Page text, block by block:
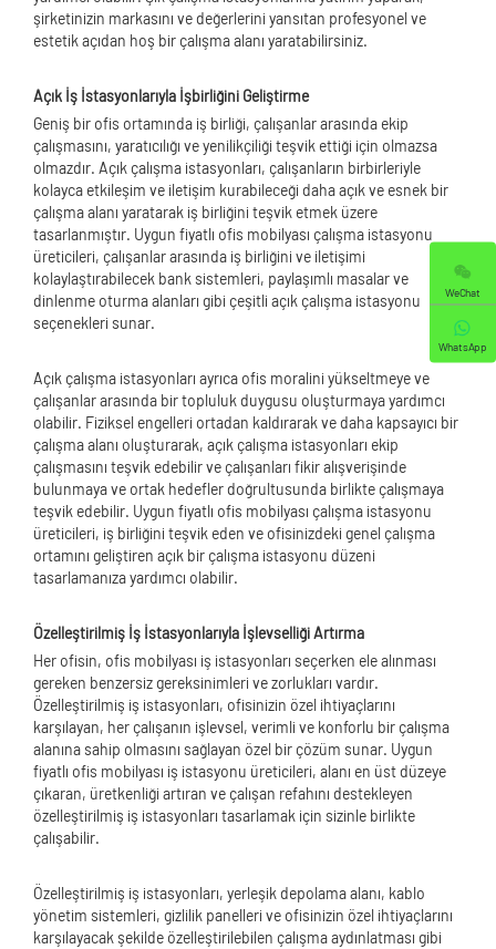
şirketinizin markasını ve değerlerini yansıtan profesyonel ve
estetik açıdan hoş bir çalışma alanı yaratabilirsiniz.
Açık İş İstasyonlarıyla İşbirliğini Geliştirme
Geniş bir ofis ortamında iş birliği, çalışanlar arasında ekip
çalışmasını, yaratıcılığı ve yenilikçiliği teşvik ettiği için olmazsa
olmazdır. Açık çalışma istasyonları, çalışanların birbirleriyle
kolayca etkileşim ve iletişim kurabileceği daha açık ve esnek bir
çalışma alanı yaratarak iş birliğini teşvik etmek üzere
tasarlanmıştır. Uygun fiyatlı ofis mobilyası çalışma istasyonu
üreticileri, çalışanlar arasında iş birliğini ve iletişimi
kolaylaştırabilecek bank sistemleri, paylaşımlı masalar ve
dinlenme oturma alanları gibi çeşitli açık çalışma istasyonu
seçenekleri sunar.
Açık çalışma istasyonları ayrıca ofis moralini yükseltmeye ve
çalışanlar arasında bir topluluk duygusu oluşturmaya yardımcı
olabilir. Fiziksel engelleri ortadan kaldırarak ve daha kapsayıcı bir
çalışma alanı oluşturarak, açık çalışma istasyonları ekip
çalışmasını teşvik edebilir ve çalışanları fikir alışverişinde
bulunmaya ve ortak hedefler doğrultusunda birlikte çalışmaya
teşvik edebilir. Uygun fiyatlı ofis mobilyası çalışma istasyonu
üreticileri, iş birliğini teşvik eden ve ofisinizdeki genel çalışma
ortamını geliştiren açık bir çalışma istasyonu düzeni
tasarlamanıza yardımcı olabilir.
Özelleştirilmiş İş İstasyonlarıyla İşlevselliği Artırma
Her ofisin, ofis mobilyası iş istasyonları seçerken ele alınması
gereken benzersiz gereksinimleri ve zorlukları vardır.
Özelleştirilmiş iş istasyonları, ofisinizin özel ihtiyaçlarını
karşılayan, her çalışanın işlevsel, verimli ve konforlu bir çalışma
alanına sahip olmasını sağlayan özel bir çözüm sunar. Uygun
fiyatlı ofis mobilyası iş istasyonu üreticileri, alanı en üst düzeye
çıkaran, üretkenliği artıran ve çalışan refahını destekleyen
özelleştirilmiş iş istasyonları tasarlamak için sizinle birlikte
çalışabilir.
Özelleştirilmiş iş istasyonları, yerleşik depolama alanı, kablo
yönetim sistemleri, gizlilik panelleri ve ofisinizin özel ihtiyaçlarını
karşılayacak şekilde özelleştirilebilen çalışma aydınlatması gibi
WeChat
WhatsApp